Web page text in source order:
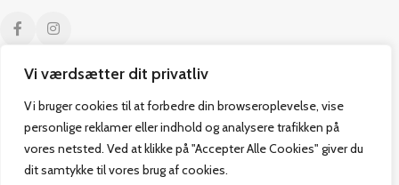
Vi værdsætter dit privatliv
Vi bruger cookies til at forbedre din browseroplevelse, vise
personlige reklamer eller indhold og analysere trafikken på
vores netsted. Ved at klikke på "Accepter Alle Cookies" giver du
dit samtykke til vores brug af cookies.
Paul Bergsøes Vej 14,
2600 Glostrup
CVR: 42813915
Alle Bøger
Tilbud
Om os